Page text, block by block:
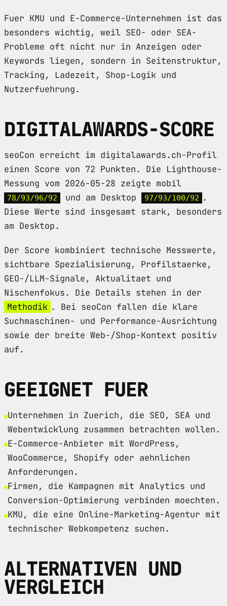
Fuer KMU und E-Commerce-Unternehmen ist das
besonders wichtig, weil SEO- oder SEA-
Probleme oft nicht nur in Anzeigen oder
Keywords liegen, sondern in Seitenstruktur,
Tracking, Ladezeit, Shop-Logik und
Nutzerfuehrung.
DIGITALAWARDS-SCORE
seoCon erreicht im digitalawards.ch-Profil
einen Score von 72 Punkten. Die Lighthouse-
Messung vom 2026-05-28 zeigte mobil
78/93/96/92 und am Desktop 97/93/100/92 .
Diese Werte sind insgesamt stark, besonders
am Desktop.
Der Score kombiniert technische Messwerte,
sichtbare Spezialisierung, Profilstaerke,
GEO-/LLM-Signale, Aktualitaet und
Nischenfokus. Die Details stehen in der
Methodik . Bei seoCon fallen die klare
Suchmaschinen- und Performance-Ausrichtung
sowie der breite Web-/Shop-Kontext positiv
auf.
GEEIGNET FUER
Unternehmen in Zuerich, die SEO, SEA und
Webentwicklung zusammen betrachten wollen.
E-Commerce-Anbieter mit WordPress,
WooCommerce, Shopify oder aehnlichen
Anforderungen.
Firmen, die Kampagnen mit Analytics und
Conversion-Optimierung verbinden moechten.
KMU, die eine Online-Marketing-Agentur mit
technischer Webkompetenz suchen.
ALTERNATIVEN UND
VERGLEICH